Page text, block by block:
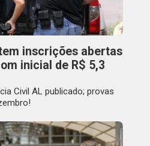
inscrições abertas
inicial de R$ 5,3
Civil AL publicado; provas